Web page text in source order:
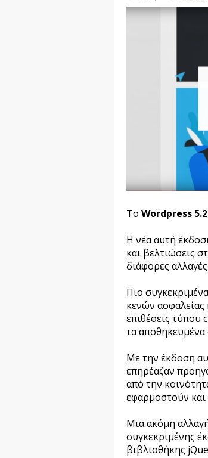
Το Wordpress
Η νέα αυτή
και βελτιώσεις
διάφορες
Πιο
κενών
επιθέσεις τύπου
τα
Με την έκδοση
επηρέαζαν
από την
εφαρμοστούν και
Μια ακόμη
συγκεκριμένης
βιβλιοθήκης